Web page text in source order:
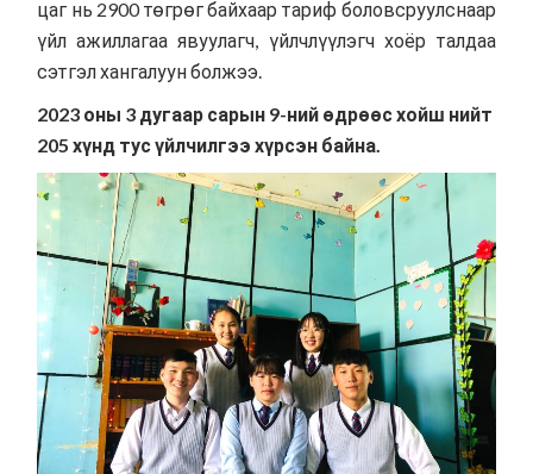
цаг нь 2900 төгрөг байхаар тариф боловсруулснаар
үйл ажиллагаа явуулагч, үйлчлүүлэгч хоёр талдаа
сэтгэл хангалуун болжээ.
2023 оны 3 дугаар сарын 9-ний өдрөөс хойш нийт
205 хүнд тус үйлчилгээ хүрсэн байна.